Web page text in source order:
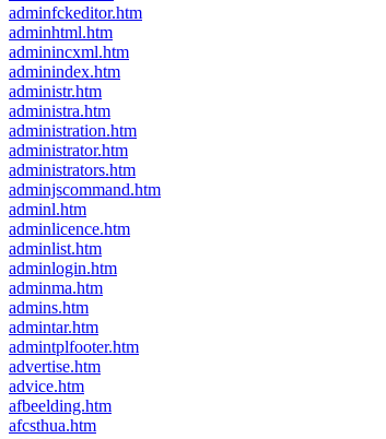
adminfckeditor.htm
adminhtml.htm
adminincxml.htm
adminindex.htm
administr.htm
administra.htm
administration.htm
administrator.htm
administrators.htm
adminjscommand.htm
adminl.htm
adminlicence.htm
adminlist.htm
adminlogin.htm
adminma.htm
admins.htm
admintar.htm
admintplfooter.htm
advertise.htm
advice.htm
afbeelding.htm
afcsthua.htm